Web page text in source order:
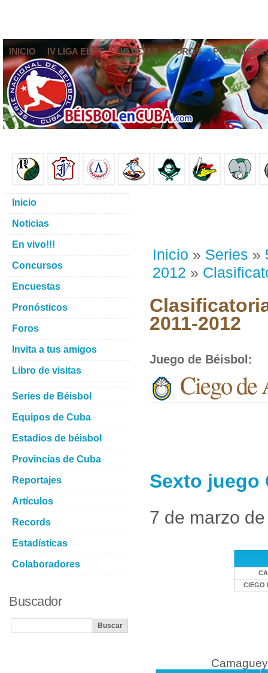
INICIO IV LIGA ELITE NOTICIAS FOROS
Inicio » Series »
2012 »
2011-2012
Juego de Béisbol :
Ciego de
Sexto juego
7 de marzo
CIEGO
Inicio
Noticias
En vivo!!!
Concursos
Encuestas
Pronósticos
Foros
Invita a tus amigos
Libro de visitas
Series de Béisbol
Equipos de Cuba
Estadios de béisbol
Provincias de Cuba
Reportajes
Artículos
Records
Estadísticas
Colaboradores
Buscador